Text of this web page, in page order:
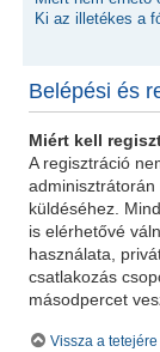
Ki az illetékes a
Belépési és
Miért kell
A regisztráció
küldéséhez.
is elérhetővé
használata,
csatlakozás
másodpercet
Vissza a tetejére